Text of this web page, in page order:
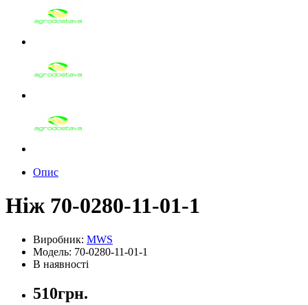
Опис
Ніж 70-0280-11-01-1
Виробник: MWS
Модель: 70-0280-11-01-1
В наявності
510грн.